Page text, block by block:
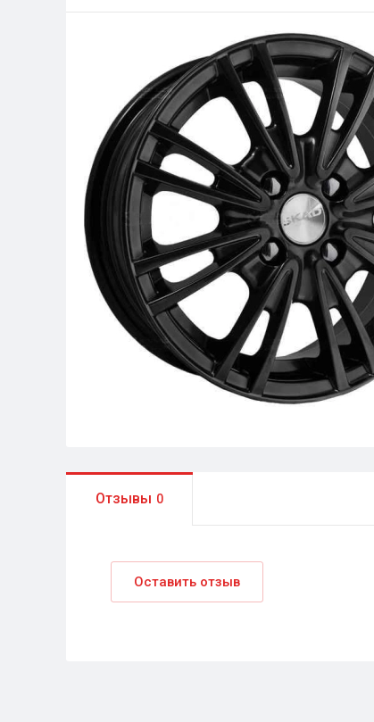
Отзывы 0
Оставить отзыв